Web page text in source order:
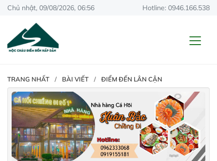
Chủ nhật, 09/08/2026, 06:56 Hotline: 0946.166.538
TRANG NHẤT BÀI VIẾT ĐIỂM ĐẾN LÂN CẬN